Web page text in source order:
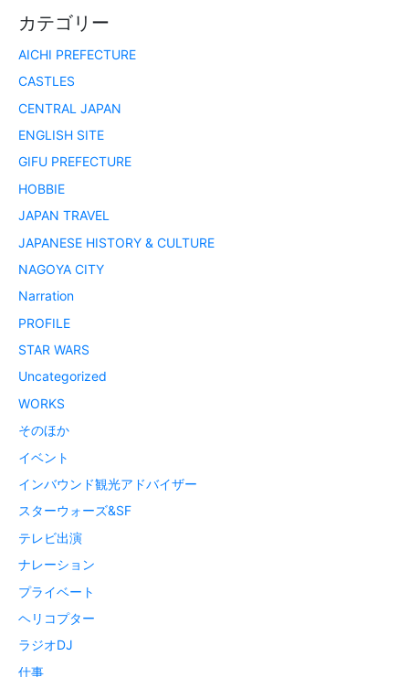
カテゴリー
AICHI PREFECTURE
CASTLES
CENTRAL JAPAN
ENGLISH SITE
GIFU PREFECTURE
HOBBIE
JAPAN TRAVEL
JAPANESE HISTORY & CULTURE
NAGOYA CITY
Narration
PROFILE
STAR WARS
Uncategorized
WORKS
そのほか
イベント
インバウンド観光アドバイザー
スターウォーズ&SF
テレビ出演
ナレーション
プライベート
ヘリコプター
ラジオDJ
仕事